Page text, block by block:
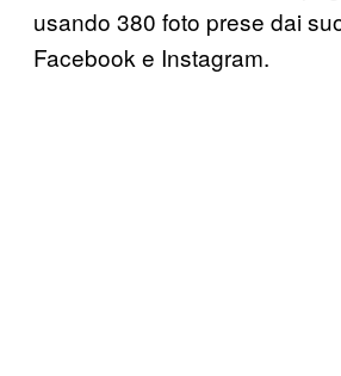
usando 380 foto prese dai
Facebook e Instagram.